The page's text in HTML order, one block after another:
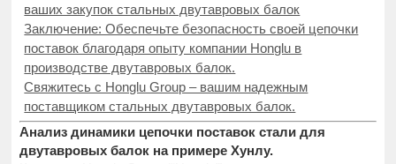
ваших закупок стальных двутавровых балок
Заключение: Обеспечьте безопасность своей цепочки
поставок благодаря опыту компании Honglu в
производстве двутавровых балок.
Свяжитесь с Honglu Group – вашим надежным
поставщиком стальных двутавровых балок.
Анализ динамики цепочки поставок стали для
двутавровых балок на примере Хунлу.